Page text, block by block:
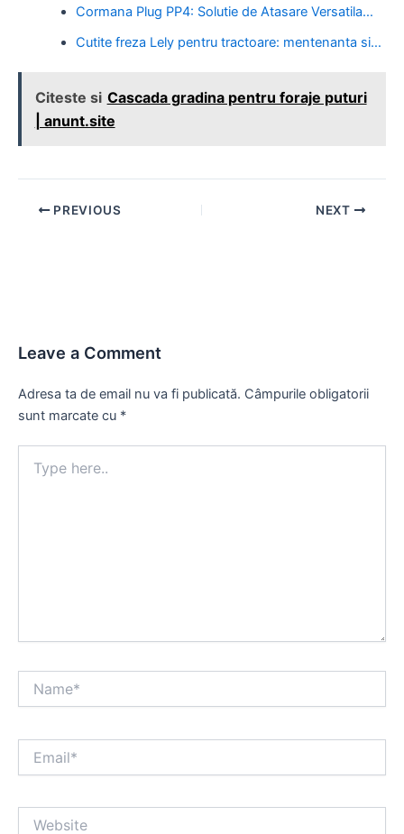
Cormana Plug PP4: Solutie de Atasare Versatila…
Cutite freza Lely pentru tractoare: mentenanta si…
Citeste si Cascada gradina pentru foraje puturi
| anunt.site
Post PREVIOUS NEXT
Leave a Comment
Adresa ta de email nu va fi publicată. Câmpurile obligatorii
sunt marcate cu *
here..